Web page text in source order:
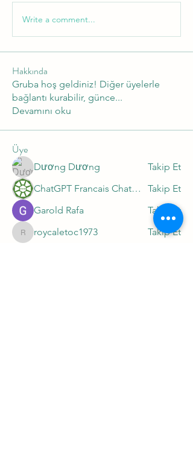
Write a comment...
Hakkında
Gruba hoş geldiniz! Diğer üyelerle
bağlantı kurabilir, günce...
Devamını oku
Üye
Dương Dương
Takip Et
ChatGPT Francais ChatGPTXOnline
Takip Et
Garold Rafa
Takip Et
roycaletoc1973
roycaletoc1973
Takip Et